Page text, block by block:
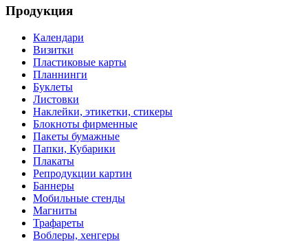
Продукция
Календари
Визитки
Пластиковые карты
Планнинги
Буклеты
Листовки
Наклейки, этикетки, стикеры
Блокноты фирменные
Пакеты бумажные
Папки, Кубарики
Плакаты
Репродукции картин
Баннеры
Мобильные стенды
Магниты
Трафареты
Воблеры, хенгеры